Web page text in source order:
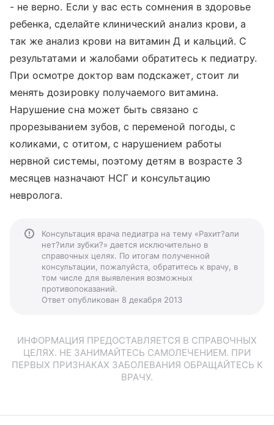
- не верно. Если у вас есть сомнения в здоровье
ребенка, сделайте клинический анализ крови, а
так же анализ крови на витамин Д и кальций. С
результатами и жалобами обратитесь к педиатру.
При осмотре доктор вам подскажет, стоит ли
менять дозировку получаемого витамина.
Нарушение сна может быть связано с
прорезыванием зубов, с переменой погоды, с
коликами, с отитом, с нарушением работы
нервной системы, поэтому детям в возрасте 3
месяцев назначают НСГ и консультацию
невролога.
Консультация врача педиатра на тему «Рахит?али
нет?или зубки?» дается исключительно в
справочных целях. По итогам полученной
консультации, пожалуйста, обратитесь к врачу, в
том числе для выявления возможных
противопоказаний.
Ответ опубликован 8 декабря 2013
ИНФОРМАЦИЯ ПРЕДОСТАВЛЯЕТСЯ В СПРАВОЧНЫХ
ЦЕЛЯХ. НЕ ЗАНИМАЙТЕСЬ САМОЛЕЧЕНИЕМ. ПРИ
ПЕРВЫХ ПРИЗНАКАХ ЗАБОЛЕВАНИЯ ОБРАЩАЙТЕСЬ К
ВРАЧУ.